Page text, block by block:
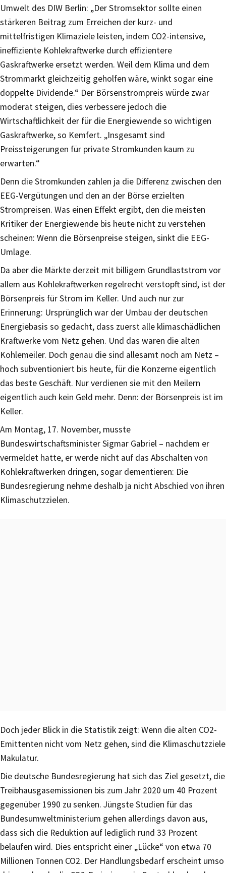
Umwelt des DIW Berlin: „Der Stromsektor sollte einen
stärkeren Beitrag zum Erreichen der kurz- und
mittelfristigen Klimaziele leisten, indem CO2-intensive,
ineffiziente Kohlekraftwerke durch effizientere
Gaskraftwerke ersetzt werden. Weil dem Klima und dem
Strommarkt gleichzeitig geholfen wäre, winkt sogar eine
doppelte Dividende.“ Der Börsenstrompreis würde zwar
moderat steigen, dies verbessere jedoch die
Wirtschaftlichkeit der für die Energiewende so wichtigen
Gaskraftwerke, so Kemfert. „Insgesamt sind
Preissteigerungen für private Stromkunden kaum zu
erwarten.“
Denn die Stromkunden zahlen ja die Differenz zwischen den
EEG-Vergütungen und den an der Börse erzielten
Strompreisen. Was einen Effekt ergibt, den die meisten
Kritiker der Energiewende bis heute nicht zu verstehen
scheinen: Wenn die Börsenpreise steigen, sinkt die EEG-
Umlage.
Da aber die Märkte derzeit mit billigem Grundlaststrom vor
allem aus Kohlekraftwerken regelrecht verstopft sind, ist der
Börsenpreis für Strom im Keller. Und auch nur zur
Erinnerung: Ursprünglich war der Umbau der deutschen
Energiebasis so gedacht, dass zuerst alle klimaschädlichen
Kraftwerke vom Netz gehen. Und das waren die alten
Kohlemeiler. Doch genau die sind allesamt noch am Netz –
hoch subventioniert bis heute, für die Konzerne eigentlich
das beste Geschäft. Nur verdienen sie mit den Meilern
eigentlich auch kein Geld mehr. Denn: der Börsenpreis ist im
Keller.
Am Montag, 17. November, musste
Bundeswirtschaftsminister Sigmar Gabriel – nachdem er
vermeldet hatte, er werde nicht auf das Abschalten von
Kohlekraftwerken dringen, sogar dementieren: Die
Bundesregierung nehme deshalb ja nicht Abschied von ihren
Klimaschutzzielen.
Doch jeder Blick in die Statistik zeigt: Wenn die alten CO2-
Emittenten nicht vom Netz gehen, sind die Klimaschutzziele
Makulatur.
Die deutsche Bundesregierung hat sich das Ziel gesetzt, die
Treibhausgasemissionen bis zum Jahr 2020 um 40 Prozent
gegenüber 1990 zu senken. Jüngste Studien für das
Bundesumweltministerium gehen allerdings davon aus,
dass sich die Reduktion auf lediglich rund 33 Prozent
belaufen wird. Dies entspricht einer „Lücke“ von etwa 70
Millionen Tonnen CO2. Der Handlungsbedarf erscheint umso